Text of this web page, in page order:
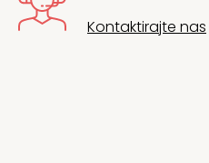
Kontaktirajte nas